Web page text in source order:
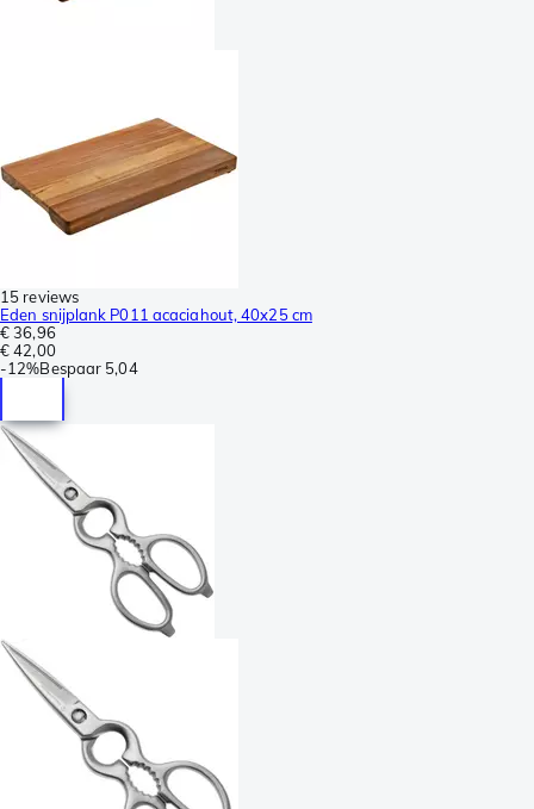
15 reviews
Eden snijplank P011 acaciahout, 40x25 cm
€ 36,96
€ 42,00
-12%Bespaar 5,04